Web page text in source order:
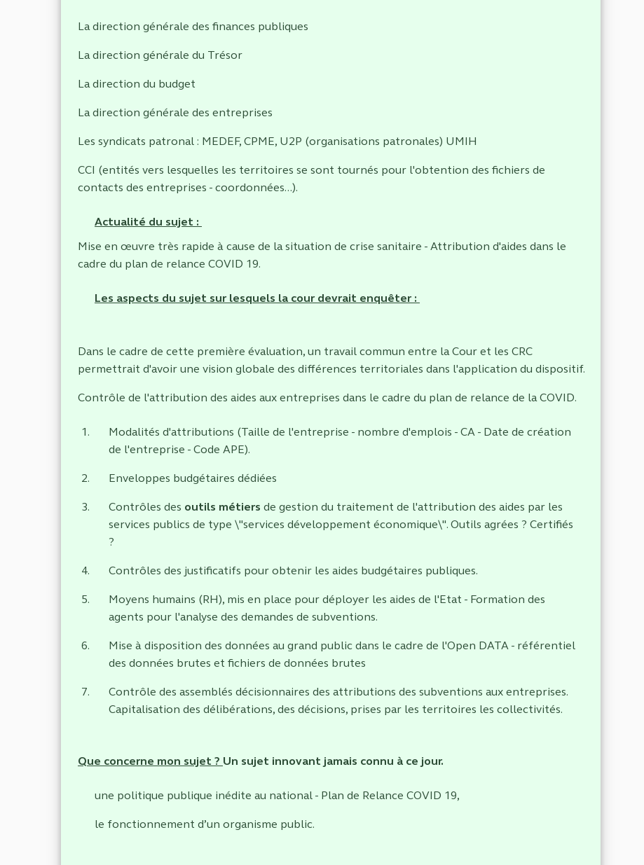
La direction générale des finances publiques
La direction générale du Trésor
La direction du budget
La direction générale des entreprises
Les syndicats patronal : MEDEF, CPME, U2P (organisations patronales) UMIH
CCI (entités vers lesquelles les territoires se sont tournés pour l'obtention des fichiers de
contacts des entreprises - coordonnées...).
Actualité du sujet :
Mise en œuvre très rapide à cause de la situation de crise sanitaire - Attribution d'aides dans le
cadre du plan de relance COVID 19.
Les aspects du sujet sur lesquels la cour devrait enquêter :
Dans le cadre de cette première évaluation, un travail commun entre la Cour et les CRC
permettrait d'avoir une vision globale des différences territoriales dans l'application du dispositif.
Contrôle de l'attribution des aides aux entreprises dans le cadre du plan de relance de la COVID.
Modalités d'attributions (Taille de l'entreprise - nombre d'emplois - CA - Date de création
de l'entreprise - Code APE).
Enveloppes budgétaires dédiées
Contrôles des outils métiers de gestion du traitement de l'attribution des aides par les
services publics de type \"services développement économique\". Outils agrées ? Certifiés
?
Contrôles des justificatifs pour obtenir les aides budgétaires publiques.
Moyens humains (RH), mis en place pour déployer les aides de l'Etat - Formation des
agents pour l'analyse des demandes de subventions.
Mise à disposition des données au grand public dans le cadre de l'Open DATA - référentiel
des données brutes et fichiers de données brutes
Contrôle des assemblés décisionnaires des attributions des subventions aux entreprises.
Capitalisation des délibérations, des décisions, prises par les territoires les collectivités.
Que concerne mon sujet ? Un sujet innovant jamais connu à ce jour.
une politique publique inédite au national - Plan de Relance COVID 19,
le fonctionnement d’un organisme public.